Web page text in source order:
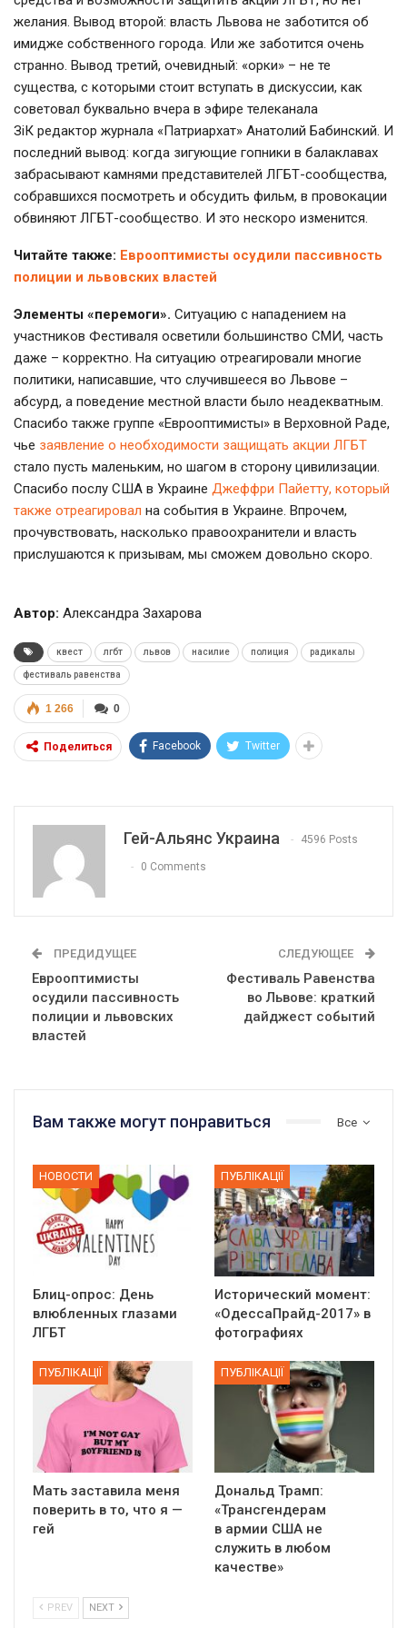
желания. Вывод второй: власть Львова не заботится об
имидже собственного города. Или же заботится очень
странно. Вывод третий, очевидный: «орки» – не те
существа, с которыми стоит вступать в дискуссии, как
советовал буквально вчера в эфире телеканала
ЗіК редактор журнала «Патриархат» Анатолий Бабинский. И
последний вывод: когда зигующие гопники в балаклавах
забрасывают камнями представителей ЛГБТ-сообщества,
собравшихся посмотреть и обсудить фильм, в провокации
обвиняют ЛГБТ-сообщество. И это нескоро изменится.
Читайте также: Еврооптимисты осудили пассивность
полиции и львовских властей
Элементы «перемоги». Ситуацию с нападением на
участников Фестиваля осветили большинство СМИ, часть
даже – корректно. На ситуацию отреагировали многие
политики, написавшие, что случившееся во Львове –
абсурд, а поведение местной власти было неадекватным.
Спасибо также группе «Еврооптимисты» в Верховной Раде,
чье заявление о необходимости защищать акции ЛГБТ
стало пусть маленьким, но шагом в сторону цивилизации.
Спасибо послу США в Украине Джеффри Пайетту, который
также отреагировал на события в Украине. Впрочем,
прочувствовать, насколько правоохранители и власть
прислушаются к призывам, мы сможем довольно скоро.
Автор: Александра Захарова
квест лгбт львов насилие полиция радикалы
фестиваль равенства
0
1 266
Поделиться Facebook Twitter
Гей-Альянс Украина 4596 Posts
0 Comments
ПРЕДИДУЩЕЕ
Еврооптимисты
осудили пассивность
полиции и львовских
властей
СЛЕДУЮЩЕЕ
Фестиваль Равенства
во Львове: краткий
дайджест событий
Все
Вам также могут понравиться
НОВОСТИ
Блиц-опрос: День
влюбленных глазами
ЛГБТ
ПУБЛІКАЦІЇ
Исторический момент:
«ОдессаПрайд-2017» в
фотографиях
ПУБЛІКАЦІЇ
Мать заставила меня
поверить в то, что я —
гей
ПУБЛІКАЦІЇ
Дональд Трамп:
«Трансгендерам
в армии США не
служить в любом
качестве»
PREV NEXT